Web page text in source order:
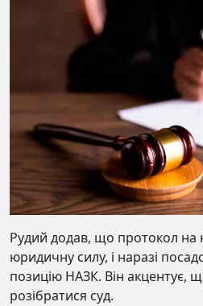
Рудий додав, що протокол на
юридичну силу, і наразі
позицію НАЗК. Він акцентує,
розібратися суд.